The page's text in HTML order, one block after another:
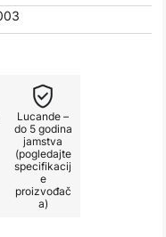
Lucande –
do 5 godina
jamstva
(pogledajte
specifikacij
e
proizvođač
a)